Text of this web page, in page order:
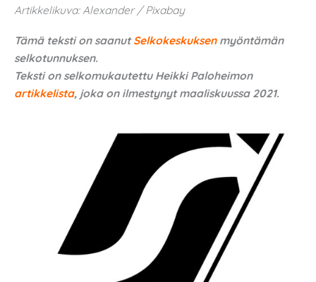
Artikkelikuva: Alexander / Pixabay
Tämä teksti on saanutSelkokeskuksenmyöntämän
selkotunnuksen.
Teksti on selkomukautettu Heikki Paloheimon
artikkelista, joka on ilmestynyt maaliskuussa 2021.